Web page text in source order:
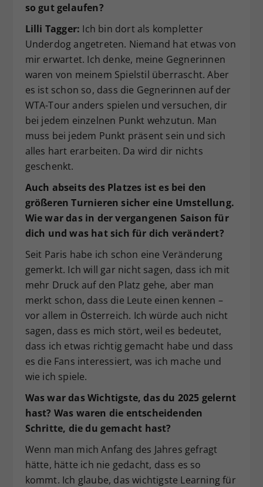
so gut gelaufen?
Lilli Tagger: Ich bin dort als kompletter
Underdog angetreten. Niemand hat etwas von
mir erwartet. Ich denke, meine Gegnerinnen
waren von meinem Spielstil überrascht. Aber
es ist schon so, dass die Gegnerinnen auf der
WTA-Tour anders spielen und versuchen, dir
bei jedem einzelnen Punkt wehzutun. Man
muss bei jedem Punkt präsent sein und sich
alles hart erarbeiten. Da wird dir nichts
geschenkt.
Auch abseits des Platzes ist es bei den
größeren Turnieren sicher eine Umstellung.
Wie war das in der vergangenen Saison für
dich und was hat sich für dich verändert?
Seit Paris habe ich schon eine Veränderung
gemerkt. Ich will gar nicht sagen, dass ich mit
mehr Druck auf den Platz gehe, aber man
merkt schon, dass die Leute einen kennen –
vor allem in Österreich. Ich würde auch nicht
sagen, dass es mich stört, weil es bedeutet,
dass ich etwas richtig gemacht habe und dass
es die Fans interessiert, was ich mache und
wie ich spiele.
Was war das Wichtigste, das du 2025 gelernt
hast? Was waren die entscheidenden
Schritte, die du gemacht hast?
Wenn man mich Anfang des Jahres gefragt
hätte, hätte ich nie gedacht, dass es so
kommt. Ich glaube, das wichtigste Learning für